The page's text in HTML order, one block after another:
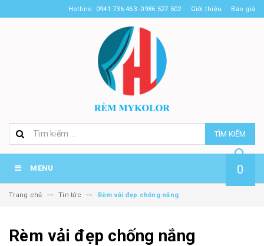
Hotline: 0941 736 463 -0986 527 502 Giới thiệu Báo giá
TÌM KIẾM
MENU 0
Trang chủ Tin tức Rèm vải đẹp chống nắng
Rèm vải đẹp chống nắng